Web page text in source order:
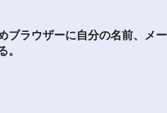
ブラウザーに自分の名前、メー